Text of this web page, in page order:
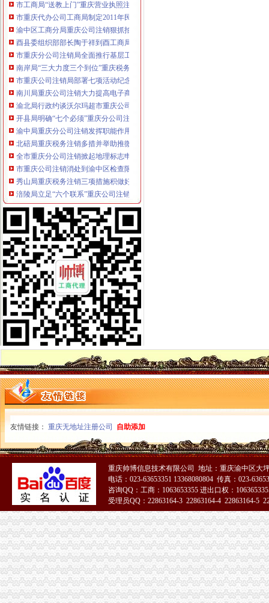
市重庆代办公司工商局制定2011年民主评议政风行风工作实施方案
渝中区工商分局重庆公司注销狠抓拍卖监管
酉县委组织部部长陶于祥到酉工商局重庆公司注销调研非公建工作
市重庆分公司注销局全面推行基层工商所纪检监察员制度
南岸局“三大力度三个到位”重庆税务注销全面推进食品安全百日专项执法行动
市重庆公司注销局部署七项活动纪念建90周年
南川局重庆公司注销大力提高电子商务巡查效率
渝北局行政约谈沃尔玛超市重庆公司注销指出五点问题
开县局明确“七个必须”重庆分公司注销扎实开展“红盾护民生”执法百日攻坚行动
渝中局重庆分公司注销发挥职能作用帮助企业办理动产押登记融资3亿元
北碚局重庆税务注销多措并举助推微型企业发展
全市重庆分公司注销掀起地理标志申报注册新高潮
市重庆公司注销消处到渝中区检查限塑工作及诚信市场创建活动开展况
秀山局重庆税务注销三项措施积做好户籍制度改革宣工作
涪陵局立足“六个联系”重庆公司注销扎实开展“一讲二评三公示”活动
工商干校多措并举确保微型企业创业培训取得成效
工商干校组织召开全市重庆分公司注销微型企业创业培训教师及班主任联席会议
市重庆公司注销局举行2010年退役士招录
监察室支部激励纪检监察干部争当“五型”重庆税务注销干部
外资处支部召开民主生活会扎实推进“一讲二评三公示”重庆公司注销活动
市重庆代办公司局外资处制定工作规则规范外资登记窗口工作行为
巫溪局完善“三个机制”重庆代办公司提升宣工作水平
开县局“四个一”重庆营业执照注销推进房地产中介市场秩序整工作
云局重庆营业执照注销四轮驱动力促商标品牌发展助农户万元增收
北碚区出台三条新政大力加商标品牌建设
江北区区长何贵对江北局重庆税务注销信息专报作出批示
九龙坡局重庆分公司注销采取三项措施化电子商务监管
丰都局创新“五学”重庆代办公司模式深入开展创先争优活动
南川区区长谭家玲对南川局重庆税务注销信息作出批示
荣昌工商市重庆营业执照注销政联合出击整户外广告见成效
黔江局重庆税务注销三项措施加红盾图书室建设
合川区新增6件重庆市重庆分公司注销著名商标
酉局大力实施“商标兴县、品牌兴农”重庆分公司注销战略助推农户万元增收
双桥局“双结合”重庆营业执照注销开展社区结对帮扶活动
高新园局重庆税务注销四举措积做好高温天气防暑降温工作
南川区副区长王身高对该区微型企业发展工作提出三点要求
忠县“三个结合”重庆代办公司选好批微企创业培训人员
巴南局积开展“结穷亲”重庆税务注销活动
市重庆公司注销政协三届三次会议1004号重点提案督办会在市局召开
市委督查组对市局创先争优和“三项活动”重庆营业执照注销开展况进行专项督查
市局副局长李林、重庆公司注销副巡视员田野到渝北区检查店招店牌整工作
企业处采取有效措施解决食品生产企业办照难题
注册局支部采取六项措施扎实开展“一讲二评三公示”重庆分公司注销活动
南岸局“三个到位”重庆公司注销化高温天气食品安全监管
城口局重庆代办公司向庙坝镇驰援近12万元爱心救灾物资
合同处支部采取四项措施扎实开展“一讲二评三公示”重庆分公司注销活动
北部新区管委会领导带队检查高新园山大道店招店牌整工作
南川区消委会成功举办南川区届环保家居论坛
友情链接： 重庆无地址注册公司 自助添加
重庆帅博信息技术有限公司 地址：重庆渝中区大
电话：023-63653351 13368080804 传真：023-
咨询QQ：工商：1063653355 进出口权：
受理员QQ：22863164-3 22863164-4 22863164-5